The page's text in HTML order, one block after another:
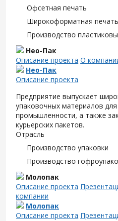
Офсетная печать
Широкоформатная печать
Производство
Нео-Пак
Описание проекта О
Нео-Пак
Описание проекта
Предприятие выпускает
упаковочных материалов
промышленности, а также
курьерских пакетов.
Отрасль
Производство упаковки
Производство
Молопак
Описание проекта
компании
Молопак
Описание проекта